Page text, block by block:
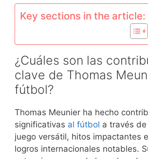
Key sections in the article:
¿Cuáles son las
clave de Thomas
fútbol?
Thomas Meunier ha hecho
significativas al fútbol a través
juego versátil, hitos impactantes
logros internacionales notables.